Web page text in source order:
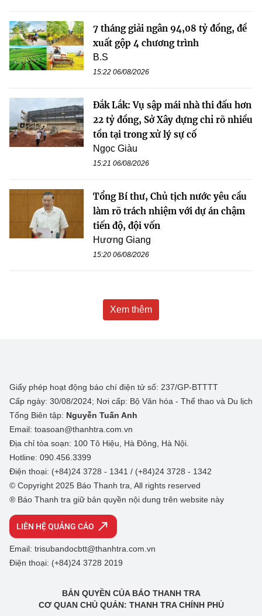
7 tháng giải ngân 94,08 tỷ đồng, đề
xuất gộp 4 chương trình
B.S
15:22 06/08/2026
Đắk Lắk: Vụ sập mái nhà thi đấu hơn
22 tỷ đồng, Sở Xây dựng chỉ rõ nhiều
tồn tại trong xử lý sự cố
Ngọc Giàu
15:21 06/08/2026
Tổng Bí thư, Chủ tịch nước yêu cầu
làm rõ trách nhiệm với dự án chậm
tiến độ, đội vốn
Hương Giang
15:20 06/08/2026
Xem thêm
Giấy phép hoạt động báo chí điện tử số: 237/GP-BTTTT
Cấp ngày: 30/08/2024; Nơi cấp: Bộ Văn hóa - Thể thao và Du lịch
Tổng Biên tập: Nguyễn Tuấn Anh
Email: toasoan@thanhtra.com.vn
Địa chỉ tòa soạn: 100 Tô Hiệu, Hà Đông, Hà Nội.
Hotline: 090.456.3399
Điện thoại: (+84)24 3728 - 1341 / (+84)24 3728 - 1342
© Copyright 2025 Báo Thanh tra, All rights reserved
® Báo Thanh tra giữ bản quyền nội dung trên website này
LIÊN HỆ QUẢNG CÁO
Email: trisubandocbtt@thanhtra.com.vn
Điện thoại: (+84)24 3728 2019
BẢN QUYỀN CỦA BÁO THANH TRA
CƠ QUAN CHỦ QUẢN: THANH TRA CHÍNH PHỦ